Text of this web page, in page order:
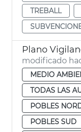
TREBALL
modificado
MEDIO
TODAS LAS
POBLES
POBLES SUD